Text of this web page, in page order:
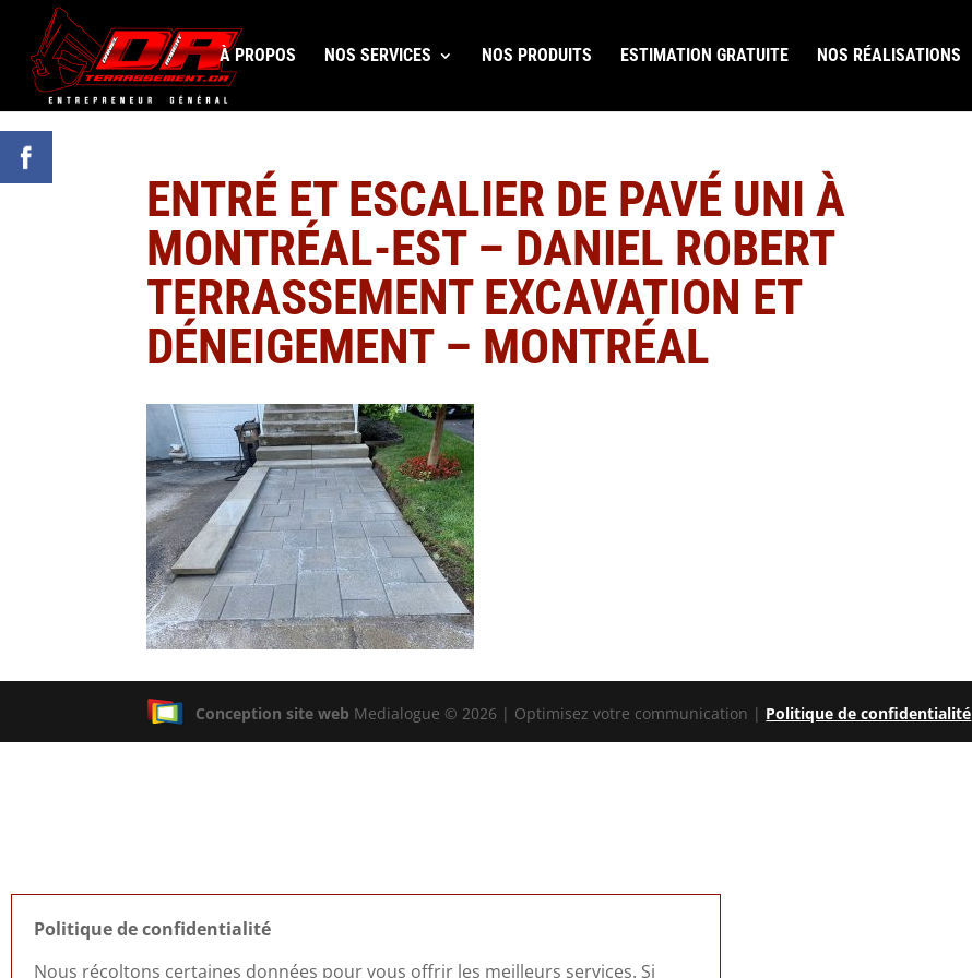
À PROPOS NOS SERVICES NOS PRODUITS ESTIMATION GRATUITE NOS RÉALISATIONS
ENTRÉ ET ESCALIER DE PAVÉ UNI À
MONTRÉAL-EST – DANIEL ROBERT
TERRASSEMENT EXCAVATION ET
DÉNEIGEMENT – MONTRÉAL
Conception site web Medialogue © 2026 | Optimisez votre communication | Politique de confidentialité
Politique de confidentialité
Nous récoltons certaines données pour vous offrir les meilleurs services. Si